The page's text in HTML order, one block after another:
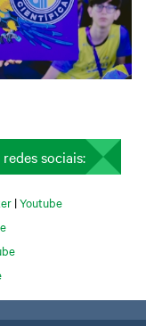
sociais:
|Youtube